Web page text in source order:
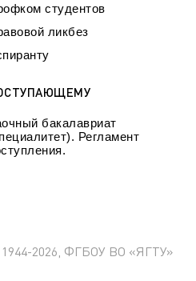
студентов
ликбез
бакалавриат
Регламент
2026, ФГБОУ ВО «ЯГТУ»